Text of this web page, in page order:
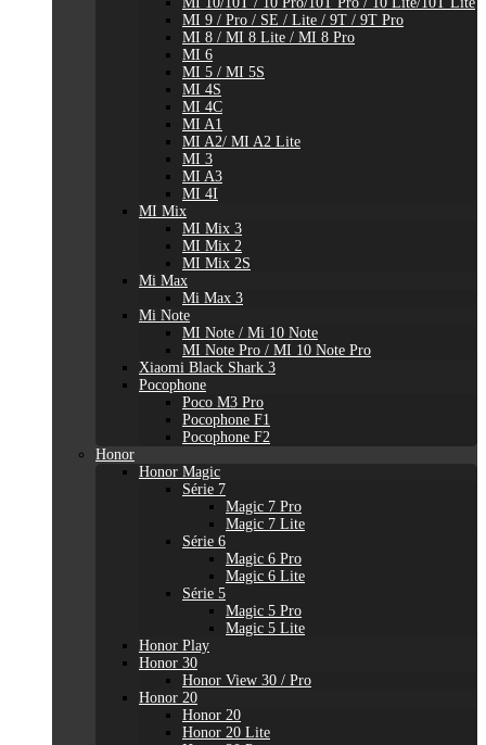
MI 9 / Pro / SE / Lite / 9T / 9T Pro
MI 8 / MI 8 Lite / MI 8 Pro
MI 6
MI 5 / MI 5S
MI 4S
MI 4C
MI A1
MI A2/ MI A2 Lite
MI 3
MI A3
MI 4I
MI Mix
MI Mix 3
MI Mix 2
MI Mix 2S
Mi Max
Mi Max 3
Mi Note
MI Note / Mi 10 Note
MI Note Pro / MI 10 Note Pro
Xiaomi Black Shark 3
Pocophone
Poco M3 Pro
Pocophone F1
Pocophone F2
Honor
Honor Magic
Série 7
Magic 7 Pro
Magic 7 Lite
Série 6
Magic 6 Pro
Magic 6 Lite
Série 5
Magic 5 Pro
Magic 5 Lite
Honor Play
Honor 30
Honor View 30 / Pro
Honor 20
Honor 20
Honor 20 Lite